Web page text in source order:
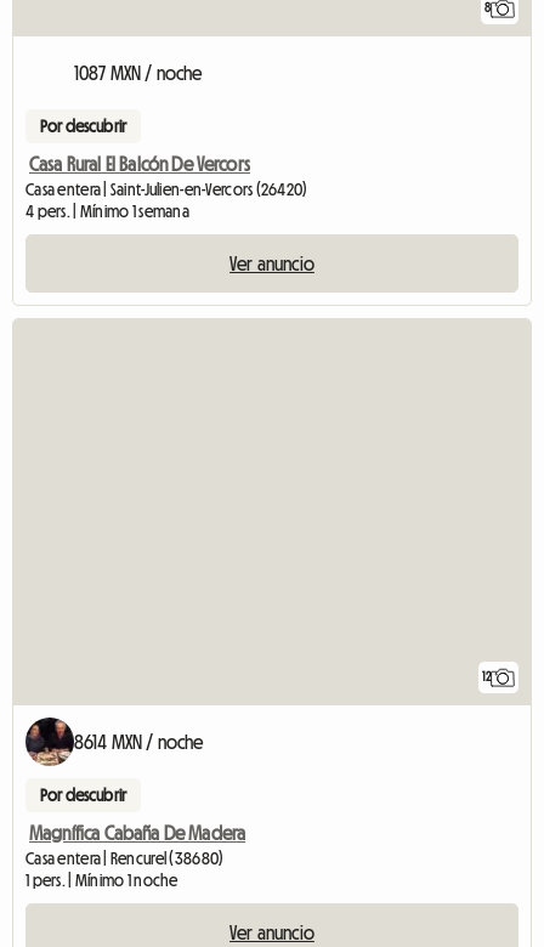
8
1087 MXN / noche
Por descubrir
Casa Rural El Balcón De Vercors
Casa entera | Saint-Julien-en-Vercors (26420)
4 pers. | Mínimo 1 semana
Ver anuncio
12
8614 MXN / noche
Por descubrir
Magnífica Cabaña De Madera
Casa entera | Rencurel (38680)
1 pers. | Mínimo 1 noche
Ver anuncio